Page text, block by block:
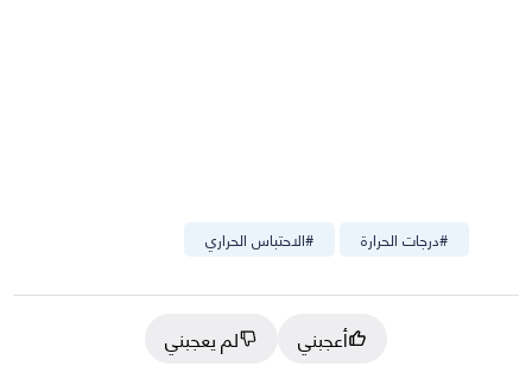
#الاحتباس الحراري #درجات الحرارة
أعجبني
لم يعجبني